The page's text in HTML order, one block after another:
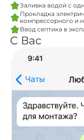
Заливка водой с
Прокладка
компрессорного и
Ввод септика в
С Вас